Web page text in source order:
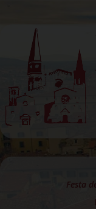
content
Festa